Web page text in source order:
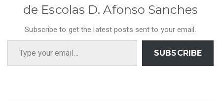
de Escolas D. Afonso Sanches
Subscribe to get the latest posts sent to your email.
Type your email…
SUBSCRIBE